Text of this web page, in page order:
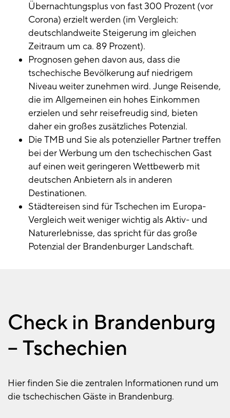
Übernachtungsplus von fast 300 Prozent (vor
Corona) erzielt werden (im Vergleich:
deutschlandweite Steigerung im gleichen
Zeitraum um ca. 89 Prozent).
Prognosen gehen davon aus, dass die
tschechische Bevölkerung auf niedrigem
Niveau weiter zunehmen wird. Junge Reisende,
die im Allgemeinen ein hohes Einkommen
erzielen und sehr reisefreudig sind, bieten
daher ein großes zusätzliches Potenzial.
Die TMB und Sie als potenzieller Partner treffen
bei der Werbung um den tschechischen Gast
auf einen weit geringeren Wettbewerb mit
deutschen Anbietern als in anderen
Destinationen.
Städtereisen sind für Tschechen im Europa-
Vergleich weit weniger wichtig als Aktiv- und
Naturerlebnisse, das spricht für das große
Potenzial der Brandenburger Landschaft.
Check in Brandenburg
– Tschechien
Hier finden Sie die zentralen Informationen rund um
die tschechischen Gäste in Brandenburg.